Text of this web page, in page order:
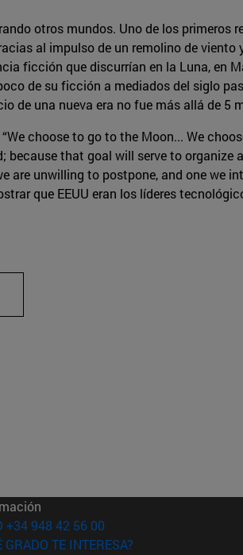
otros mundos. Uno de los primeros
al impulso de un remolino de viento
ficción que discurrían en la Luna, en
de su ficción a mediados del siglo
de una nueva era no fue más allá de 5
choose to go to the Moon... We
because that goal will serve to organize
are unwilling to postpone, and one we
que EEUU eran los líderes
+34 948 42 56 00
GRADO TE INTERESA?